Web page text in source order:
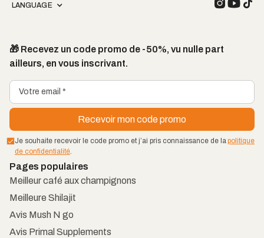
LANGUAGE
🎁 Recevez un code promo de -50%, vu nulle part
ailleurs, en vous inscrivant.
Je souhaite recevoir le code promo et j’ai pris connaissance de lapolitique
de confidentialité.
Pages populaires
Meilleur café aux champignons
Meilleure Shilajit
Avis Mush N go
Avis Primal Supplements